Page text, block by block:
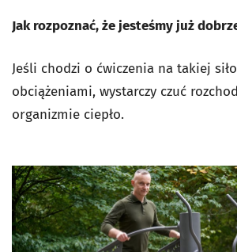
Jak rozpoznać, że jesteśmy już
Jeśli chodzi o ćwiczenia na takiej
obciążeniami, wystarczy czuć
organizmie ciepło.